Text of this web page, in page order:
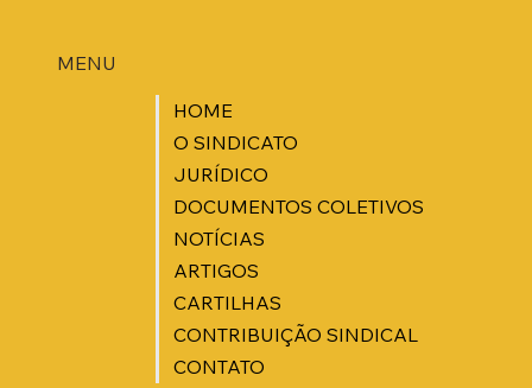
MENU
HOME
O SINDICATO
JURÍDICO
DOCUMENTOS COLETIVOS
NOTÍCIAS
ARTIGOS
CARTILHAS
CONTRIBUIÇÃO SINDICAL
CONTATO